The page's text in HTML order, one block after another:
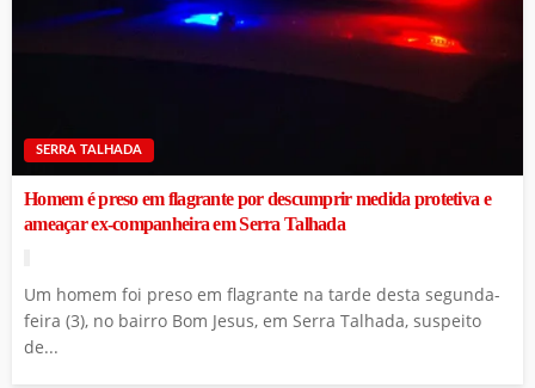
SERRA TALHADA
Homem é preso em flagrante por descumprir medida protetiva e
ameaçar ex-companheira em Serra Talhada
Um homem foi preso em flagrante na tarde desta segunda-
feira (3), no bairro Bom Jesus, em Serra Talhada, suspeito
de...